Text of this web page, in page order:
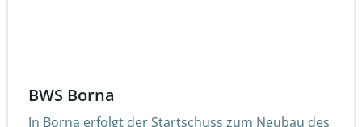
BWS Borna
In Borna erfolgt der Startschuss zum Neubau des